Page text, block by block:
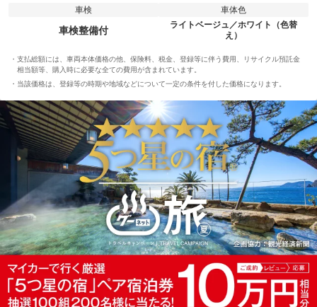
車検
車検整備付
車体色
ライトベージュ／ホワイト（色替
え）
支払総額には、車両本体価格の他、保険料、税金、登録等に伴う費用、リサイクル預託金
相当額等、購入時に必要な全ての費用が含まれています。
当該価格は、登録等の時期や地域などについて一定の条件を付した価格になります。